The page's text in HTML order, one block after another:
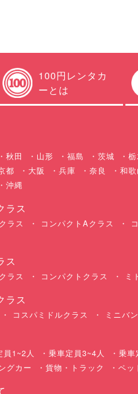
100円レンタカ
ーとは
秋田 山形 福島 茨城
都 大阪 兵庫 奈良 和歌
沖縄
ラス
ラス コンパクトAクラス
ス
ラス コンパクトクラス ミ
ラス
コスパミドルクラス ミニバ
員1~2人 乗車定員3~4人 乗車
グカー 貨物・トラック ペッ